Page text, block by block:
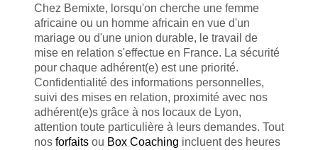
Chez Bemixte, lorsqu'on cherche une femme
africaine ou un homme africain en vue d'un
mariage ou d'une union durable, le travail de
mise en relation s'effectue en France. La sécurité
pour chaque adhérent(e) est une priorité.
Confidentialité des informations personnelles,
suivi des mises en relation, proximité avec nos
adhérent(e)s grâce à nos locaux de Lyon,
attention toute particulière à leurs demandes. Tout
nos forfaits ou Box Coaching incluent des heures